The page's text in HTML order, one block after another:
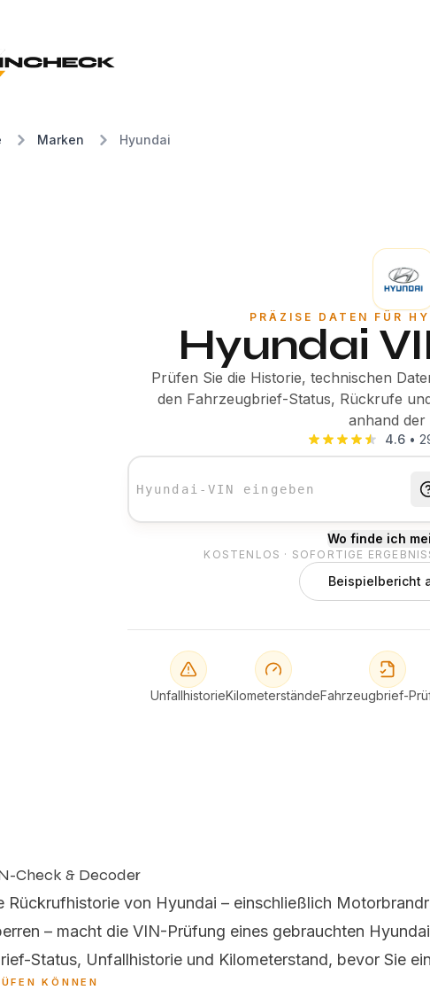
Marken Hyundai
PRÄZISE DATEN FÜR
Hyundai
Prüfen Sie die Historie, technischen
den Fahrzeugbrief-Status, Rückrufe
anhand der
4.6 •
Wo finde ich
KOSTENLOS · SOFORTIGE
Beispielbericht
UnfallhistorieKilometerständeFahrzeugbrief-
Check & Decoder
Rückrufhistorie von Hyundai – einschließlich
– macht die VIN-Prüfung eines gebrauchten
Status, Unfallhistorie und Kilometerstand, bevor Sie
KÖNNEN